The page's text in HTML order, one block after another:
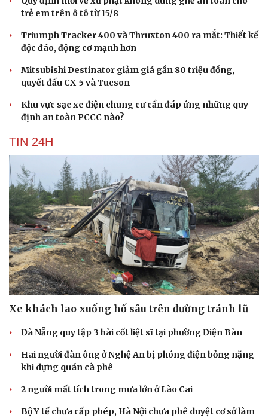
Cải chính
trẻ em trên ô tô từ 15/8
Triumph Tracker 400 và Thruxton 400 ra mắt: Thiết kế
độc đáo, động cơ mạnh hơn
Mitsubishi Destinator giảm giá gần 80 triệu đồng,
quyết đấu CX-5 và Tucson
Khu vực sạc xe điện chung cư cần đáp ứng những quy
định an toàn PCCC nào?
TIN 24H
Xe khách lao xuống hố sâu trên đường tránh lũ
Đà Nẵng quy tập 3 hài cốt liệt sĩ tại phường Điện Bàn
Hai người đàn ông ở Nghệ An bị phóng điện bỏng nặng
khi dựng quán cà phê
2 người mất tích trong mưa lớn ở Lào Cai
Bộ Y tế chưa cấp phép, Hà Nội chưa phê duyệt cơ sở làm